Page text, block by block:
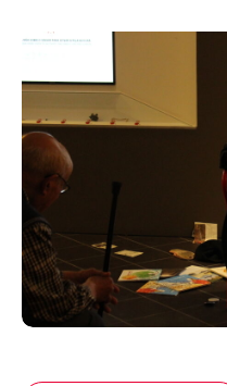
Política de Cookies
Acompanhe a Leiria Agenda
CULTURA